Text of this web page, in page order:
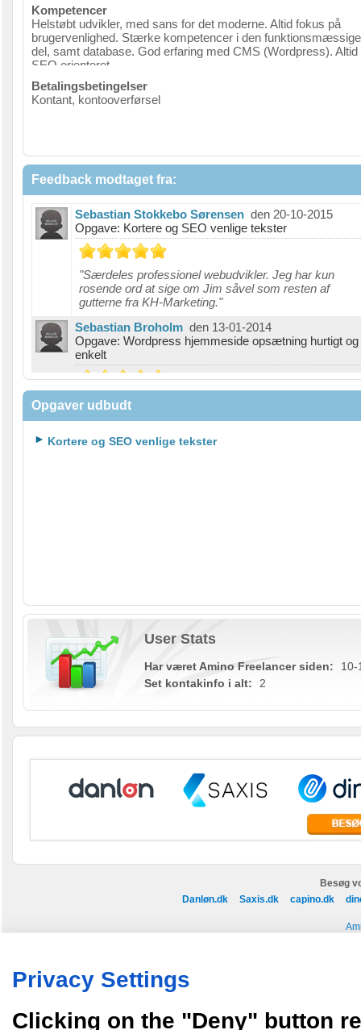
Kompetencer
Helstøbt udvikler, med sans for det moderne. Altid fokus på
brugervenlighed. Stærke kompetencer i den funktionsmæssige
del, samt database. God erfaring med CMS (Wordpress). Altid
SEO orienteret.
Betalingsbetingelser
Kontant, kontooverførsel
Feedback modtaget fra:
Sebastian Stokkebo Sørensen den 20-10-2015
Opgave: Kortere og SEO venlige tekster
"Særdeles professionel webudvikler. Jeg har kun
rosende ord at sige om Jim såvel som resten af
gutterne fra KH-Marketing."
Sebastian Broholm den 13-01-2014
Opgave: Wordpress hjemmeside opsætning hurtigt og
enkelt
"Jim har været enormt professionel i vores
gennemgang så vi kan stå på egne ben nu.
seriøs, ansvarlig og effektiv at arbejde sammen med.
Opgaverne er blevet løst hurtigt og tilfredsstillende.
vil med hjertes gerne anbefale ham videre til andre :)"
Opgaver udbudt
Kortere og SEO venlige tekster
User Stats
Har været Amino Freelancer siden:
10-
Set kontakinfo i alt:
2
Besøg
Danløn.dk
Saxis.dk capino.dk
Amino bruger cookies, tyg på den..
Privacy Settings
Clicking on the "Deny" button